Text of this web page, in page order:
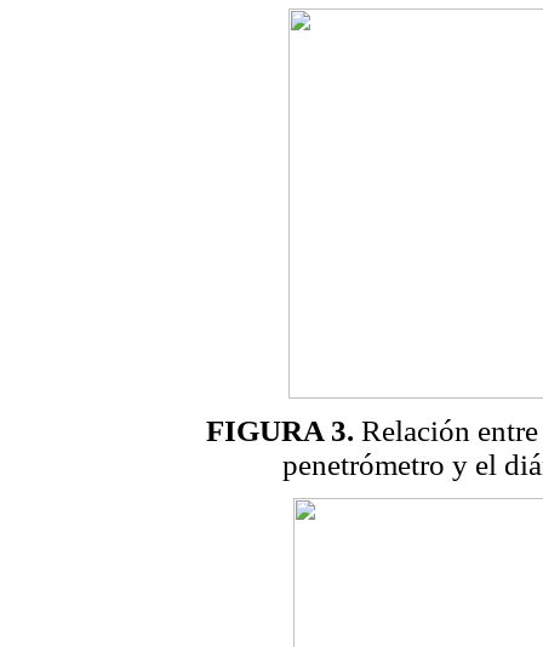
FIGURA 3. Relación
penetrómetro y el